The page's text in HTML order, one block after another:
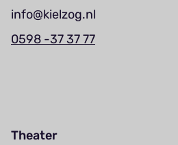
info@kielzog.nl
0598 -37 37 77
Theater